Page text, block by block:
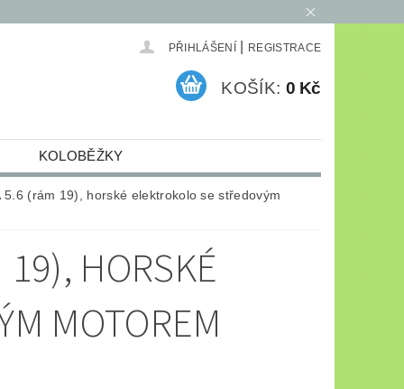
PŘIHLÁŠENÍ REGISTRACE
KOŠÍK: 0 Kč
KOLOBĚŽKY
ELEKTRO ARCHIV
5.6 (rám 19), horské elektrokolo se středovým
HORSKÉ
MOTOREM